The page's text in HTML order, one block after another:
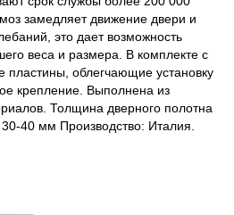
замедляет движение двери и
это дает возможность
веса и размера. В комплекте с
пластины, облегчающие установку
крепление. Выполнена из
Толщина дверного полотна
40 мм Производство: Италия.